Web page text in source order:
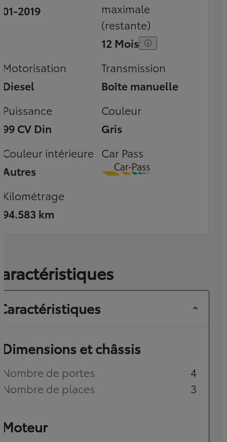
01-2019
maximale
(restante)
12 Mois
Motorisation
Diesel
Transmission
Boîte manuelle
Puissance
99 CV Din
Couleur
Gris
Couleur intérieure
Autres
Car Pass
Download
Kilométrage
94.583 km
Dimensions et châssis
Nombre de portes
4
Nombre de places
3
Moteur